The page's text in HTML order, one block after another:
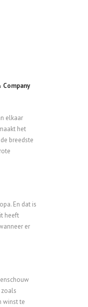
elkaar
het
breedste
En dat is
heeft
er
winst te